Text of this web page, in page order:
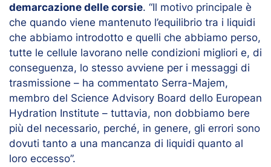
demarcazione delle corsie. “Il motivo principale è
che quando viene mantenuto l’equilibrio tra i liquidi
che abbiamo introdotto e quelli che abbiamo perso,
tutte le cellule lavorano nelle condizioni migliori e, di
conseguenza, lo stesso avviene per i messaggi di
trasmissione – ha commentato Serra-Majem,
membro del Science Advisory Board dello European
Hydration Institute – tuttavia, non dobbiamo bere
più del necessario, perché, in genere, gli errori sono
dovuti tanto a una mancanza di liquidi quanto al
loro eccesso”.